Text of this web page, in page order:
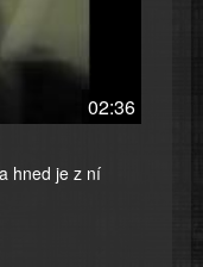
02:36
hned je z ní